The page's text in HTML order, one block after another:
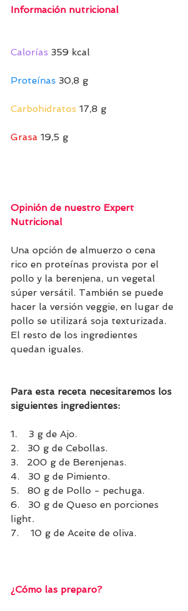
Información nutricional
Calorías 359 kcal
Proteínas 30,8 g
Carbohidratos 17,8 g
Grasa 19,5 g
Opinión de nuestro Expert
Nutricional
Una opción de almuerzo o cena
rico en proteínas provista por el
pollo y la berenjena, un vegetal
súper versátil. También se puede
hacer la versión veggie, en lugar de
pollo se utilizará soja texturizada.
El resto de los ingredientes
quedan iguales.
Para esta receta necesitaremos los
siguientes ingredientes:
1.    3 g de Ajo.
2.   30 g de Cebollas.
3.   200 g de Berenjenas.
4.   30 g de Pimiento.
5.   80 g de Pollo - pechuga.
6.   30 g de Queso en porciones
light.
7.    10 g de Aceite de oliva.
¿Cómo las preparo?